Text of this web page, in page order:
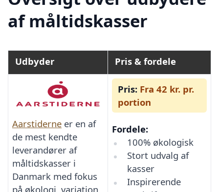
af måltidskasser
Udbyder Pris & fordele
Aarstiderne er en af
de mest kendte
leverandører af
måltidskasser i
Danmark med fokus
på økologi, variation
Pris: Fra 42 kr. pr.
portion
Fordele:
100% økologisk
Stort udvalg af
kasser
Inspirerende